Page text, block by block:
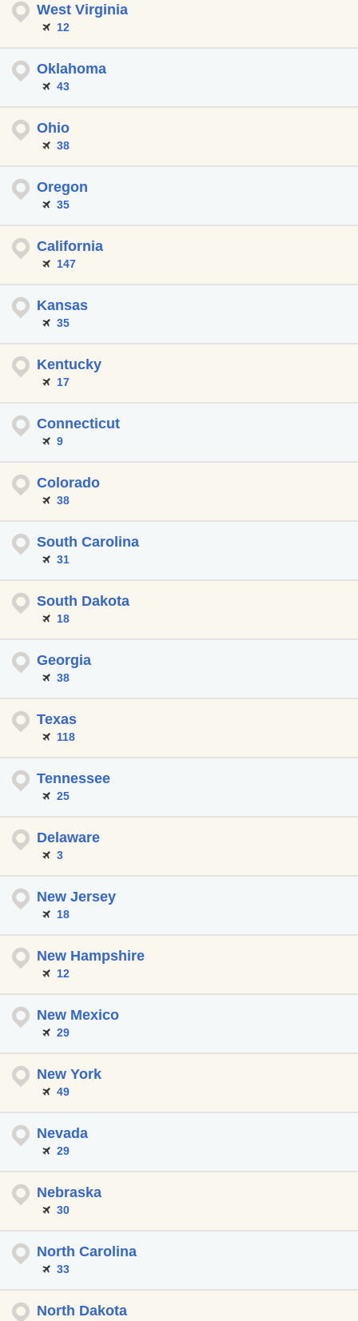
West Virginia
12
Oklahoma
43
Ohio
38
Oregon
35
California
147
Kansas
35
Kentucky
17
Connecticut
9
Colorado
38
South Carolina
31
South Dakota
18
Georgia
38
Texas
118
Tennessee
25
Delaware
3
New Jersey
18
New Hampshire
12
New Mexico
29
New York
49
Nevada
29
Nebraska
30
North Carolina
33
North Dakota